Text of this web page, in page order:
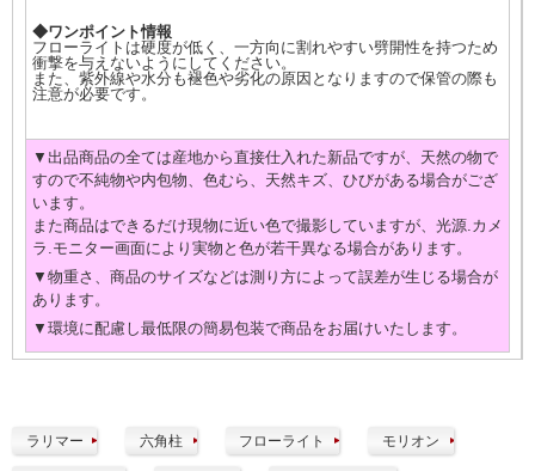
◆ワンポイント情報
フローライトは硬度が低く、一方向に割れやすい劈開性を持つため
衝撃を与えないようにしてください。
また、紫外線や水分も褪色や劣化の原因となりますので保管の際も
注意が必要です。
▼出品商品の全ては産地から直接仕入れた新品ですが、天然の物で
すので不純物や内包物、色むら、天然キズ、ひびがある場合がござ
います。
また商品はできるだけ現物に近い色で撮影していますが、光源.カメ
ラ.モニター画面により実物と色が若干異なる場合があります。
▼物重さ、商品のサイズなどは測り方によって誤差が生じる場合が
あります。
▼環境に配慮し最低限の簡易包装で商品をお届けいたします。
ラリマー 六角柱 フローライト モリオン